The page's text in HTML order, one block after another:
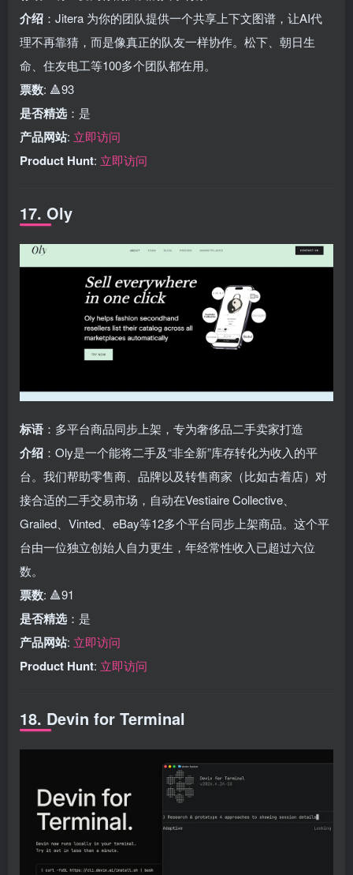
介绍 ：Jitera 为你的团队提供一个共享上下文图谱，让AI代
理不再靠猜，而是像真正的队友一样协作。松下、朝日生
命、住友电工等100多个团队都在用。
票数: 🔺93
是否精选 ：是
产品网站: 立即访问
Product Hunt: 立即访问
17. Oly
标语 ：多平台商品同步上架，专为奢侈品二手卖家打造
介绍 ：Oly是一个能将二手及“非全新”库存转化为收入的平
台。我们帮助零售商、品牌以及转售商家（比如古着店）对
接合适的二手交易市场，自动在Vestiaire Collective、
Grailed、Vinted、eBay等12多个平台同步上架商品。这个平
台由一位独立创始人自力更生，年经常性收入已超过六位
数。
票数: 🔺91
是否精选 ：是
产品网站: 立即访问
Product Hunt: 立即访问
18. Devin for Terminal